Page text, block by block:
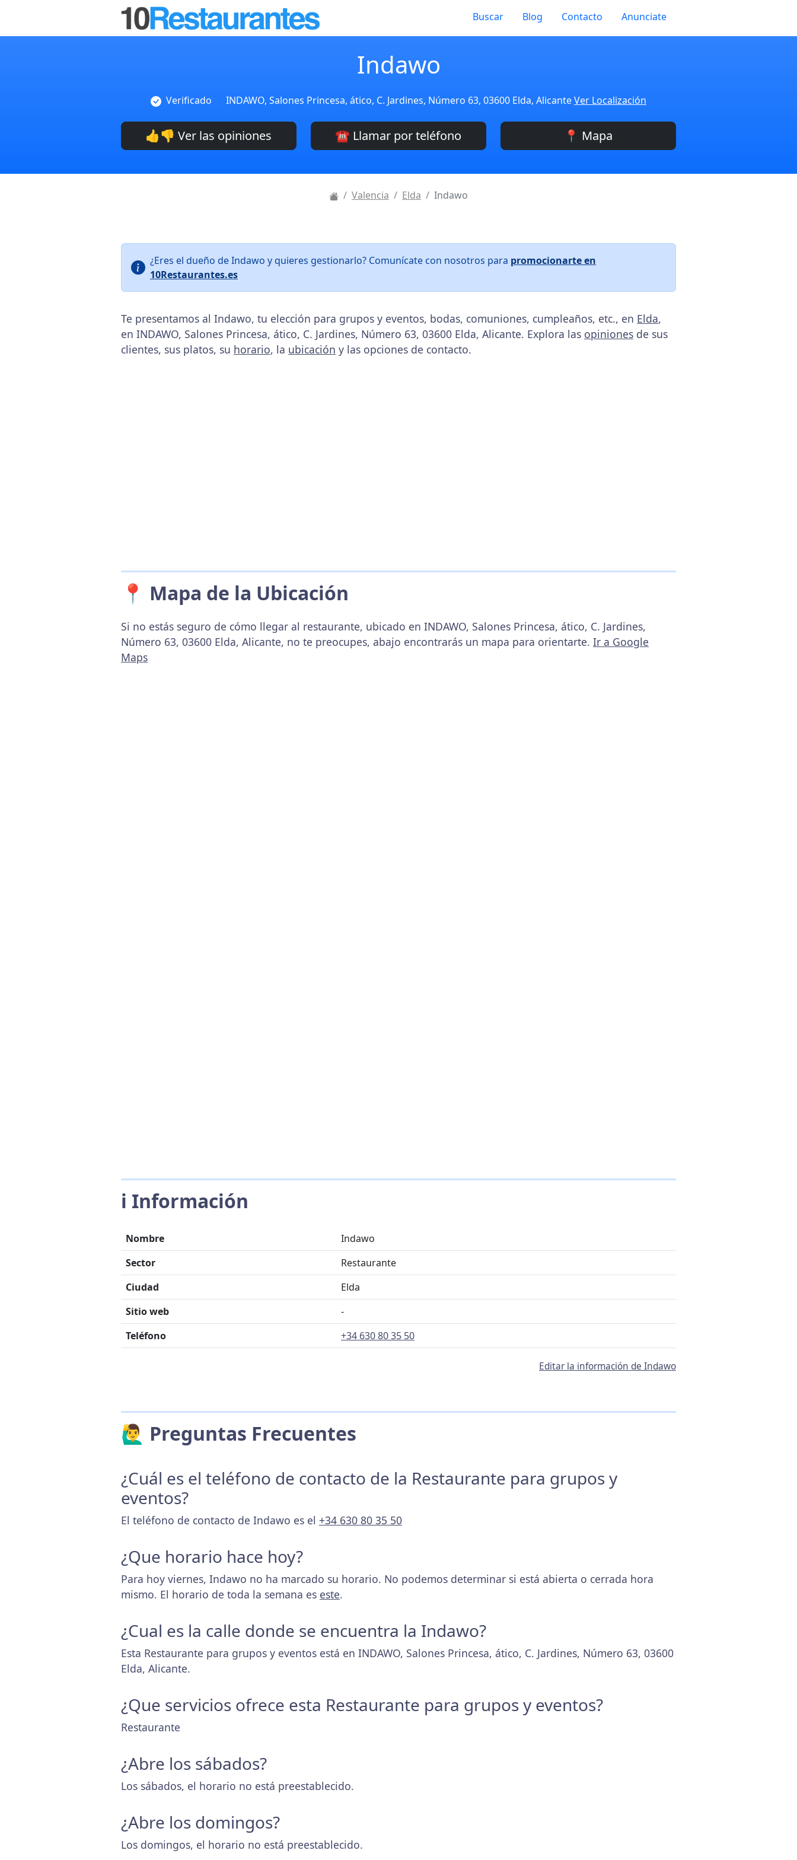
Buscar Blog Contacto Anunciate
Indawo
Verificado INDAWO, Salones Princesa, ático, C. Jardines, Número 63, 03600 Elda, AlicanteVer Localización
👍👎 Ver las opiniones ☎️ Llamar por teléfono 📍 Mapa
Valencia Elda Indawo
¿Eres el dueño de Indawo y quieres gestionarlo? Comunícate con nosotros para promocionarte en
10Restaurantes.es
Te presentamos al Indawo, tu elección para grupos y eventos, bodas, comuniones, cumpleaños, etc., en Elda,
en INDAWO, Salones Princesa, ático, C. Jardines, Número 63, 03600 Elda, Alicante. Explora las opiniones de sus
clientes, sus platos, su horario, la ubicación y las opciones de contacto.
📍 Mapa de la Ubicación
Si no estás seguro de cómo llegar al restaurante, ubicado en INDAWO, Salones Princesa, ático, C. Jardines,
Número 63, 03600 Elda, Alicante, no te preocupes, abajo encontrarás un mapa para orientarte. Ir a Google
Maps
ℹ️ Información
Nombre
Indawo
Sector
Restaurante
Ciudad
Elda
Sitio web
-
Teléfono
+34 630 80 35 50
Editar la información de Indawo
🙋‍♂️ Preguntas Frecuentes
¿Cuál es el teléfono de contacto de la Restaurante para grupos y
eventos?
El teléfono de contacto de Indawo es el +34 630 80 35 50
¿Que horario hace hoy?
Para hoy viernes, Indawo no ha marcado su horario. No podemos determinar si está abierta o cerrada hora
mismo. El horario de toda la semana es este.
¿Cual es la calle donde se encuentra la Indawo?
Esta Restaurante para grupos y eventos está en INDAWO, Salones Princesa, ático, C. Jardines, Número 63, 03600
Elda, Alicante.
¿Que servicios ofrece esta Restaurante para grupos y eventos?
Restaurante
¿Abre los sábados?
Los sábados, el horario no está preestablecido.
¿Abre los domingos?
Los domingos, el horario no está preestablecido.